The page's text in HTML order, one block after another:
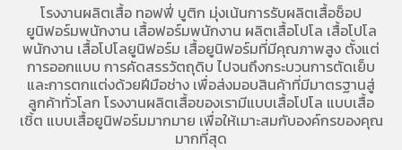
โรงงานผลิตเสื้อ ทอฟฟี่ บูติก มุ่งเน้นการรับผลิตเสื้อช็อป
ยูนิฟอร์มพนักงาน เสื้อฟอร์มพนักงาน ผลิตเสื้อโปโล เสื้อโปโล
พนักงาน เสื้อโปโลยูนิฟอร์ม เสื้อยูนิฟอร์มที่มีคุณภาพสูง ตั้งแต่
การออกแบบ การคัดสรรวัตถุดิบ ไปจนถึงกระบวนการตัดเย็บ
และการตกแต่งด้วยฝีมือช่าง เพื่อส่งมอบสินค้าที่มีมาตรฐานสู่
ลูกค้าทั่วโลก โรงงานผลิตเสื้อของเรามีแบบเสื้อโปโล แบบเสื้อ
เชิ้ต แบบเสื้อยูนิฟอร์มมากมาย เพื่อให้เมาะสมกับองค์กรของคุณ
มากที่สุด